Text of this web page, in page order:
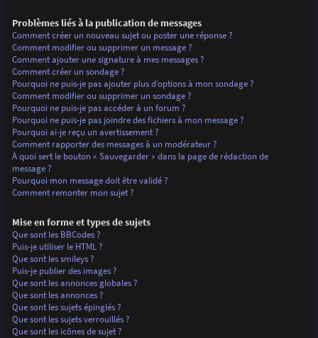
Problèmes liés à la publication de messages
Comment créer un nouveau sujet ou poster une réponse ?
Comment modifier ou supprimer un message ?
Comment ajouter une signature à mes messages ?
Comment créer un sondage ?
Pourquoi ne puis-je pas ajouter plus d’options à mon sondage ?
Comment modifier ou supprimer un sondage ?
Pourquoi ne puis-je pas accéder à un forum ?
Pourquoi ne puis-je pas joindre des fichiers à mon message ?
Pourquoi ai-je reçu un avertissement ?
Comment rapporter des messages à un modérateur ?
À quoi sert le bouton « Sauvegarder » dans la page de rédaction de
message ?
Pourquoi mon message doit être validé ?
Comment remonter mon sujet ?
Mise en forme et types de sujets
Que sont les BBCodes ?
Puis-je utiliser le HTML ?
Que sont les smileys ?
Puis-je publier des images ?
Que sont les annonces globales ?
Que sont les annonces ?
Que sont les sujets épinglés ?
Que sont les sujets verrouillés ?
Que sont les icônes de sujet ?